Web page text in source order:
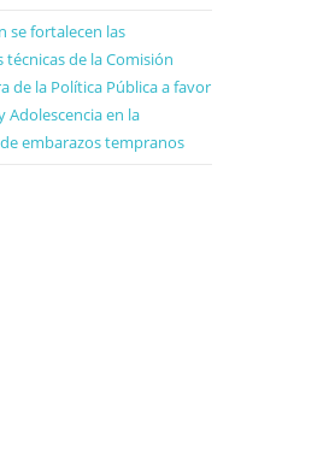
se fortalecen las
técnicas de la Comisión
de la Política Pública a favor
Adolescencia en la
embarazos tempranos